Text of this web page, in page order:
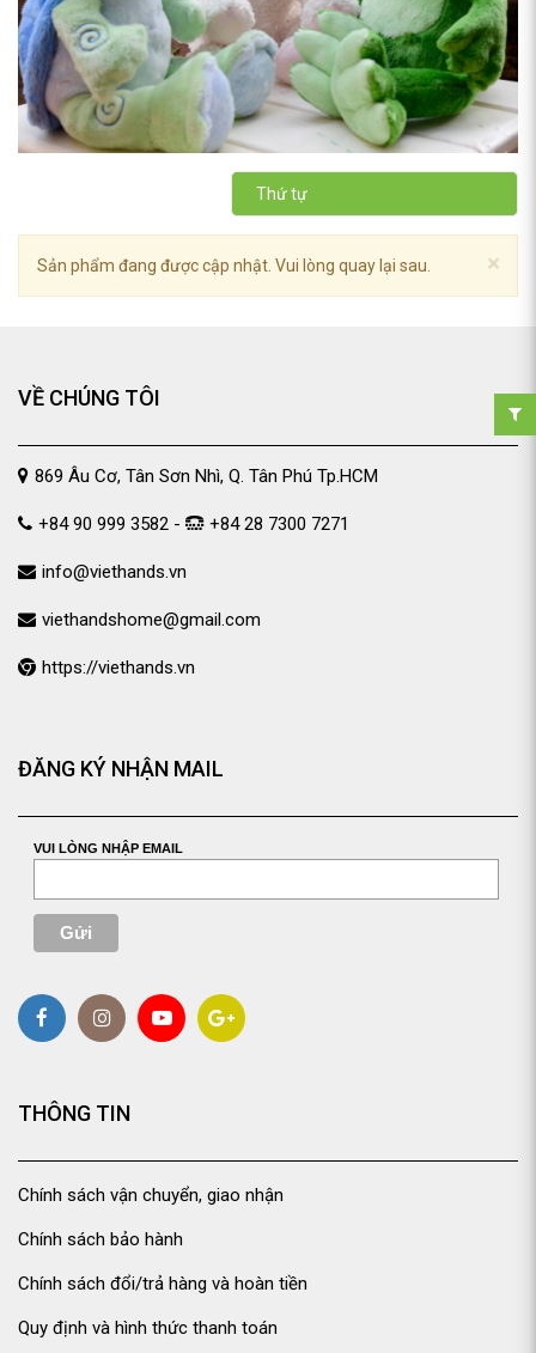
Thứ tự
×
Sản phẩm đang được cập nhật. Vui lòng quay lại sau.
VỀ CHÚNG TÔI
869 Âu Cơ, Tân Sơn Nhì, Q. Tân Phú Tp.HCM
+84 90 999 3582 - +84 28 7300 7271
info@viethands.vn
viethandshome@gmail.com
https://viethands.vn
ĐĂNG KÝ NHẬN MAIL
VUI LÒNG NHẬP EMAIL
THÔNG TIN
Chính sách vận chuyển, giao nhận
Chính sách bảo hành
Chính sách đổi/trả hàng và hoàn tiền
Quy định và hình thức thanh toán